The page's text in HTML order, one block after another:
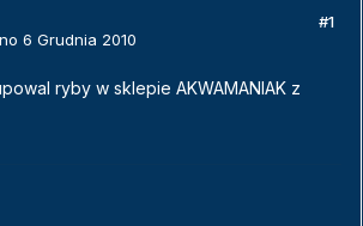
6 Grudnia 2010
#1
ryby w sklepie AKWAMANIAK z